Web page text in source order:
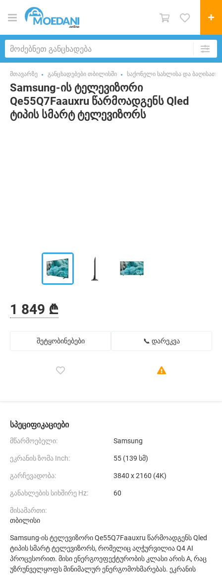
მთავარზე განცხადებები თბილისში საქონელი სახლისა და
Samsung-ის ტელევიზორი
Qe55Q7Faauxru წარმოადგენს Qled
ტიპის სმარტ ტელევიზორს
1 849 ₾
შეტყობინებები 📞 დარეკვა
სპეციფიკაციები
მწარმოებელი: Samsung
ეკრანის ზომა Inch: 55 (139 სმ)
გარჩევადობა: 3840 x 2160 (4K)
განახლების სიხშირე Hz: 60
მისამართი:
თბილისი
Samsung-ის ტელევიზორი Qe55Q7Faauxru წარმოადგენს Qled
ტიპის სმარტ ტელევიზორს, რომელიც აღჭურვილია Q4 AI
პროცესორით. მისი ენერგოეფექტურობის კლასი არის A, რაც
უზრუნველყოფს მინიმალურ ენერგომოხმარებას. ეკრანის